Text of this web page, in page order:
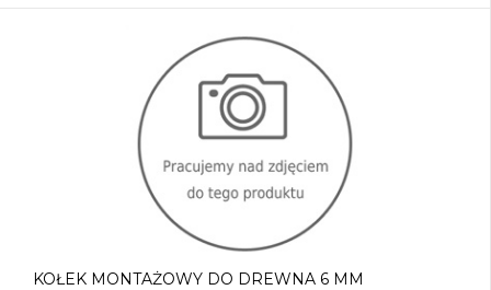
KOŁEK MONTAŻOWY DO DREWNA 6 MM